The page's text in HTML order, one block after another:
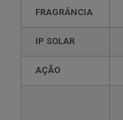
FRAGRÂNCIA
IP SOLAR
AÇÃO